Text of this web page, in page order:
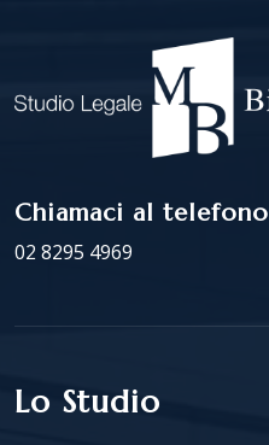
Chiamaci al telefono
02 8295 4969
Lo Studio